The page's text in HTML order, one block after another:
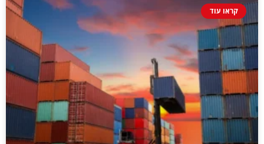
קראו עוד